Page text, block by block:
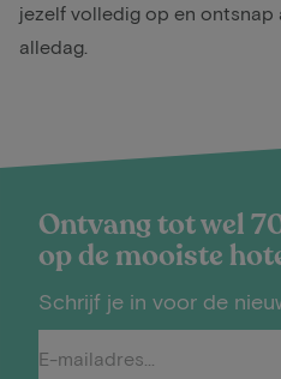
jezelf volledig op en ontsnap
alledag.
Ontvang tot wel
op de mooiste
Schrijf je in voor de